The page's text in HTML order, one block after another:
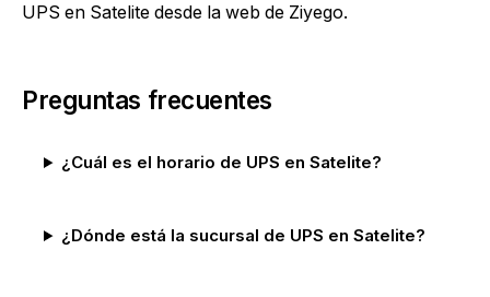
UPS en Satelite desde la web de Ziyego.
Preguntas frecuentes
¿Cuál es el horario de UPS en Satelite?
¿Dónde está la sucursal de UPS en Satelite?